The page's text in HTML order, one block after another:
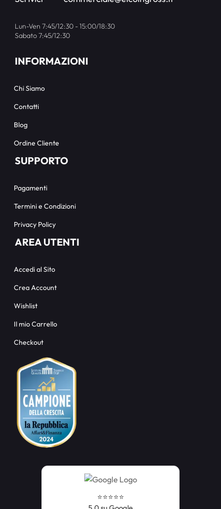
Lun-Ven 7:45/12:30 - 15:00/18:30
Sabato 7:45/12:30
INFORMAZIONI
Chi Siamo
Contatti
Blog
Ordine Cliente
SUPPORTO
Pagamenti
Termini e Condizioni
Privacy Policy
AREA UTENTI
Accedi al Sito
Crea Account
Wishlist
Il mio Carrello
Checkout
⭐️⭐️⭐️⭐️⭐️